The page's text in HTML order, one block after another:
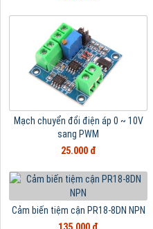
Mạch chuyển đổi điện áp 0 ~ 10V
sang PWM
25.000 đ
Cảm biến tiệm cận PR18-8DN NPN